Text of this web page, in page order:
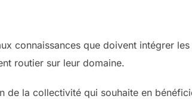
connaissances que doivent intégrer
routier sur leur domaine.
de la collectivité qui souhaite en